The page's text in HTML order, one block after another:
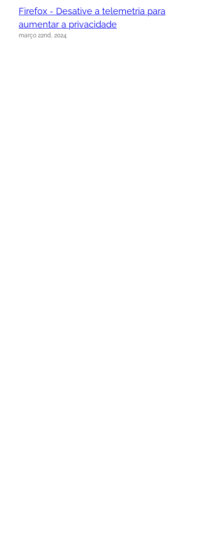
Firefox - Desative a telemetria para
aumentar a privacidade
março 22nd, 2024